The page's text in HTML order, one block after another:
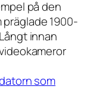
på den
1900-
innan
som